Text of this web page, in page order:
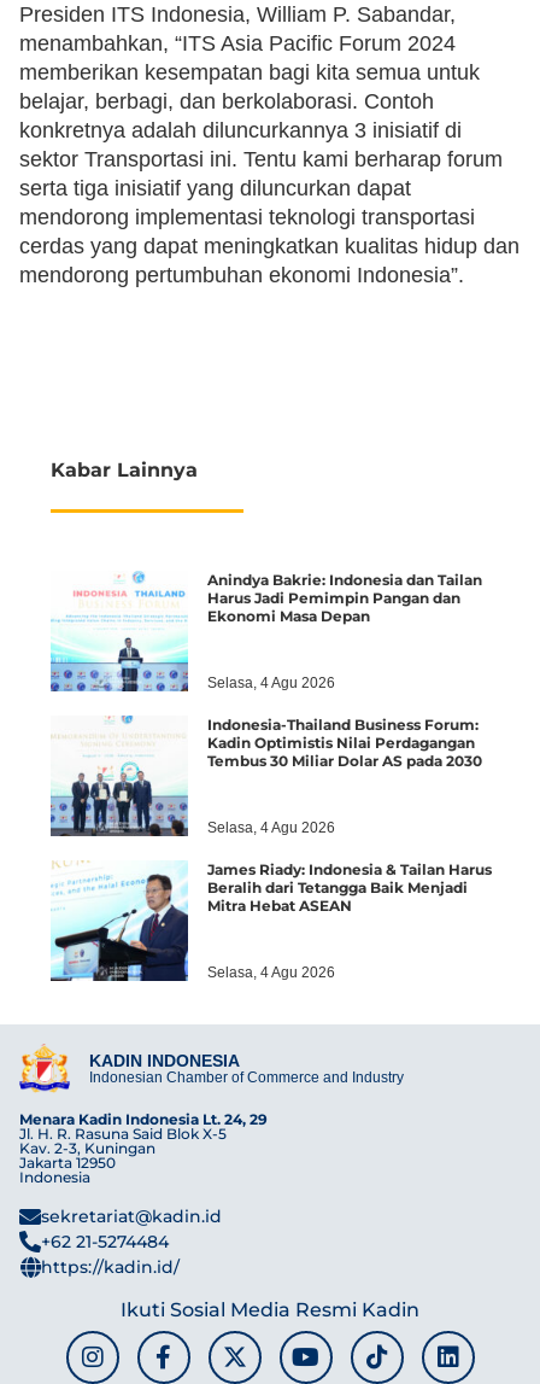
Presiden ITS Indonesia, William P. Sabandar,
menambahkan, “ITS Asia Pacific Forum 2024
memberikan kesempatan bagi kita semua untuk
belajar, berbagi, dan berkolaborasi. Contoh
konkretnya adalah diluncurkannya 3 inisiatif di
sektor Transportasi ini. Tentu kami berharap forum
serta tiga inisiatif yang diluncurkan dapat
mendorong implementasi teknologi transportasi
cerdas yang dapat meningkatkan kualitas hidup dan
mendorong pertumbuhan ekonomi Indonesia”.
Kabar Lainnya
Anindya Bakrie: Indonesia dan Tailan
Harus Jadi Pemimpin Pangan dan
Ekonomi Masa Depan
Selasa, 4 Agu 2026
Indonesia-Thailand Business Forum:
Kadin Optimistis Nilai Perdagangan
Tembus 30 Miliar Dolar AS pada 2030
Selasa, 4 Agu 2026
James Riady: Indonesia & Tailan Harus
Beralih dari Tetangga Baik Menjadi
Mitra Hebat ASEAN
Selasa, 4 Agu 2026
KADIN INDONESIA
Indonesian Chamber of Commerce and Industry
Menara Kadin Indonesia Lt. 24, 29
Jl. H. R. Rasuna Said Blok X-5
Kav. 2-3, Kuningan
Jakarta 12950
Indonesia
sekretariat@kadin.id
+62 21-5274484
https://kadin.id/
Ikuti Sosial Media Resmi Kadin